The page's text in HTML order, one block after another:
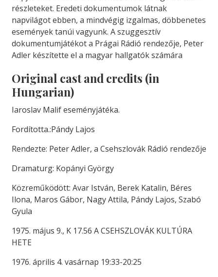
részleteket. Eredeti dokumentumok látnak
napvilágot ebben, a mindvégig izgalmas, döbbenetes
események tanúi vagyunk. A szuggesztív
dokumentumjátékot a Prágai Rádió rendezője, Peter
Adler készítette el a magyar hallgatók számára
Original cast and credits (in
Hungarian)
Iaroslav Malif eseményjátéka.
Fordította.:Pándy Lajos
Rendezte: Peter Adler, a Csehszlovák Rádió rendezője
Dramaturg: Kopányi György
Közreműködött: Avar István, Berek Katalin, Béres
Ilona, Maros Gábor, Nagy Attila, Pándy Lajos, Szabó
Gyula
1975. május 9., K 17.56 A CSEHSZLOVÁK KULTÚRA
HETE
1976. április 4. vasárnap 19:33-20:25